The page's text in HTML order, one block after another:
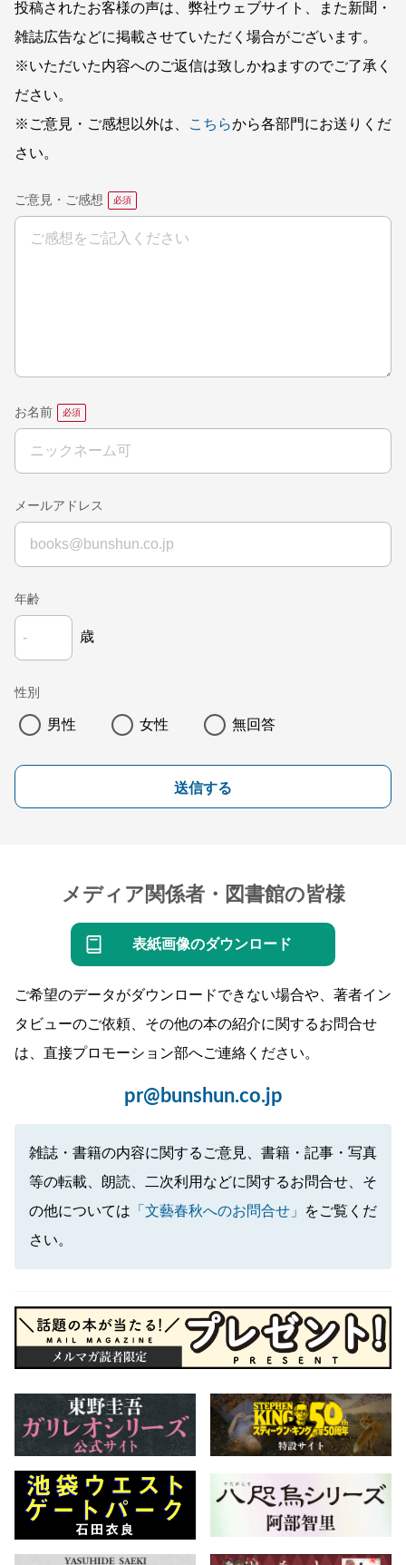
投稿されたお客様の声は、弊社ウェブサイト、また新聞・
雑誌広告などに掲載させていただく場合がございます。
※いただいた内容へのご返信は致しかねますのでご了承く
ださい。
※ご意見・ご感想以外は、
こちらから各部門にお送りくだ
さい。
ご意見・ご感想
お名前
メールアドレス
年齢
歳
性別
男性 女性 無回答
送信する
メディア関係者・図書館の皆様
表紙画像のダウンロード
ご希望のデータがダウンロードできない場合や、著者イン
タビューのご依頼、その他の本の紹介に関するお問合せ
は、直接プロモーション部へご連絡ください。
pr@bunshun.co.jp
雑誌・書籍の内容に関するご意見、書籍・記事・写真
等の転載、朗読、二次利用などに関するお問合せ、そ
の他については 「文藝春秋へのお問合せ」
をご覧くだ
さい。